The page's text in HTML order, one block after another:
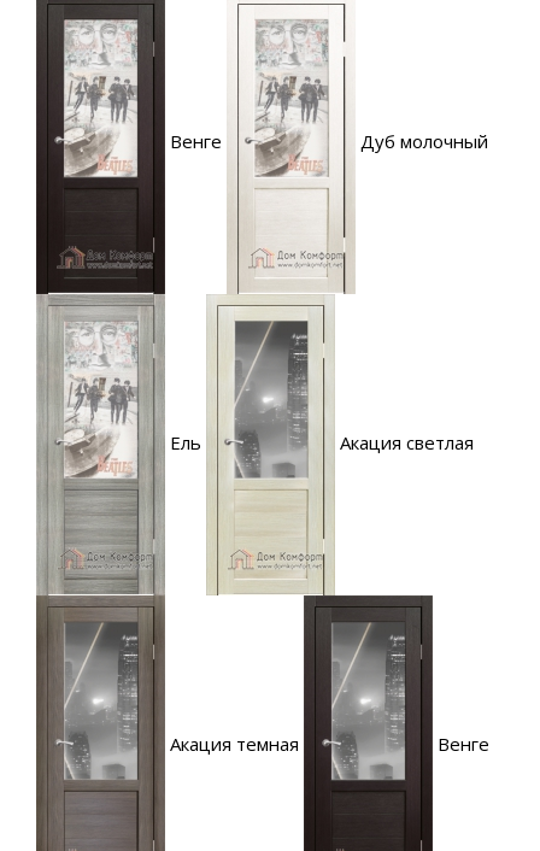
Венге Дуб молочный
Ель Акация светлая
Акация темная Венге